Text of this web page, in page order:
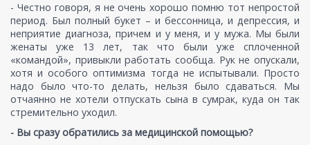
- Честно говоря, я не очень хорошо помню тот непростой
период. Был полный букет – и бессонница, и депрессия, и
неприятие диагноза, причем и у меня, и у мужа. Мы были
женаты уже 13 лет, так что были уже сплоченной
«командой», привыкли работать сообща. Рук не опускали,
хотя и особого оптимизма тогда не испытывали. Просто
надо было что-то делать, нельзя было сдаваться. Мы
отчаянно не хотели отпускать сына в сумрак, куда он так
стремительно уходил.
- Вы сразу обратились за медицинской помощью?